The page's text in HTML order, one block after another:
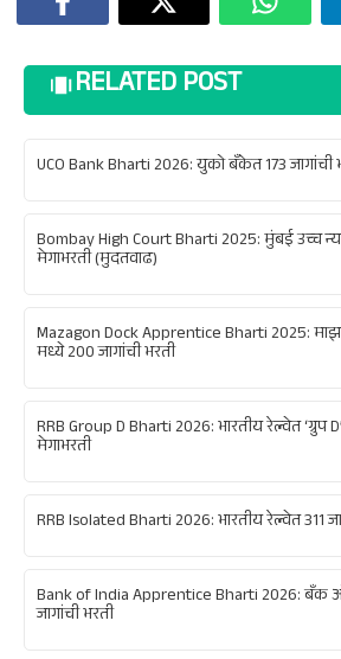
RELATED POST
UCO Bank Bharti 2026: युको बँकेत 173 जागांची
Bombay High Court Bharti 2025: मुंबई उच्च
मेगाभरती (मुदतवाढ)
Mazagon Dock Apprentice Bharti 2025:
मध्ये 200 जागांची भरती
RRB Group D Bharti 2026: भारतीय रेल्वेत ‘ग्रुप
मेगाभरती
RRB Isolated Bharti 2026: भारतीय रेल्वेत 311
Bank of India Apprentice Bharti 2026: बँक
जागांची भरती